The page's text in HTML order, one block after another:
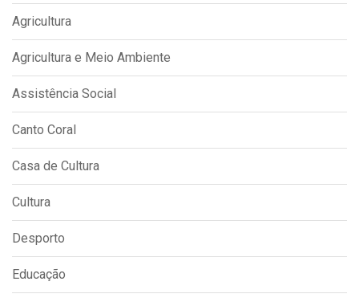
Agricultura
Agricultura e Meio Ambiente
Assistência Social
Canto Coral
Casa de Cultura
Cultura
Desporto
Educação